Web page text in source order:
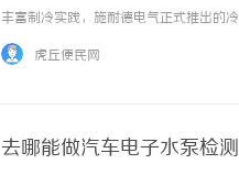
丰富制冷实践，施耐德电气正式推出
（LiquidtoAir）等多种热交换方式，并
虎丘便民网
去哪能做汽车电子水泵检